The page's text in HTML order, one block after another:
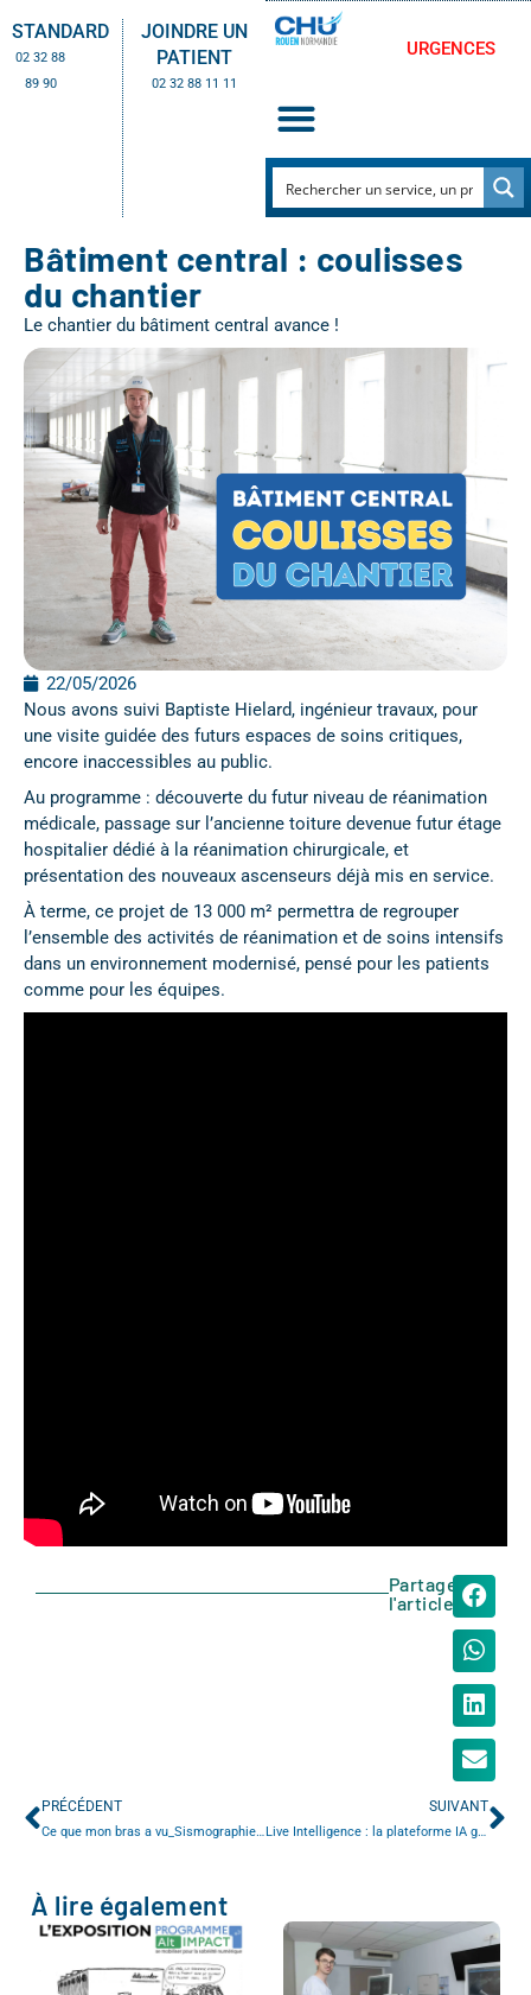
STANDARD
02 32 88
89 90
JOINDRE UN
PATIENT
02 32 88 11 11
URGENCES
Bâtiment central : coulisses
du chantier
Le chantier du bâtiment central avance !
22/05/2026
Nous avons suivi Baptiste Hielard, ingénieur travaux, pour
une visite guidée des futurs espaces de soins critiques,
encore inaccessibles au public.
Au programme : découverte du futur niveau de réanimation
médicale, passage sur l’ancienne toiture devenue futur étage
hospitalier dédié à la réanimation chirurgicale, et
présentation des nouveaux ascenseurs déjà mis en service.
À terme, ce projet de 13 000 m² permettra de regrouper
l’ensemble des activités de réanimation et de soins intensifs
dans un environnement modernisé, pensé pour les patients
comme pour les équipes.
Partager
l'article
PRÉCÉDENT
Ce que mon bras a vu_Sismographie d’une danse // Cinégraphie – Exposition Porte 10
SUIVANT
Live Intelligence : la plateforme IA générative de confiance d’Orange Business
À lire également